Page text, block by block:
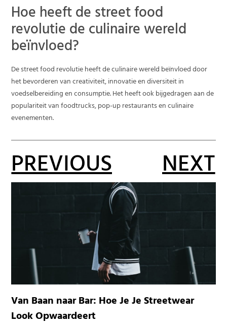
Hoe heeft de street food
revolutie de culinaire wereld
beïnvloed?
De street food revolutie heeft de culinaire wereld beïnvloed door
het bevorderen van creativiteit, innovatie en diversiteit in
voedselbereiding en consumptie. Het heeft ook bijgedragen aan de
populariteit van foodtrucks, pop-up restaurants en culinaire
evenementen.
PREVIOUS NEXT
Van Baan naar Bar: Hoe Je Je Streetwear
Look Opwaardeert